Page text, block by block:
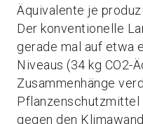
Äquivalente je
Der konventionelle
gerade mal auf etwa
Niveaus (34 kg CO2-
Zusammenhänge
Pflanzenschutzmittel
gegen den